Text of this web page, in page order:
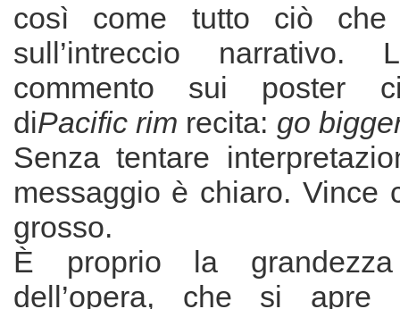
così come tutto ciò
sull’intreccio
commento sui poster
diPacific rim recita: go
Senza tentare
messaggio è chiaro. Vince
grosso.
È proprio la
dell’opera, che si apre